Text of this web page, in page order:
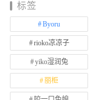
标签
Byoru
rioko凉凉子
yiko湿润兔
丽柜